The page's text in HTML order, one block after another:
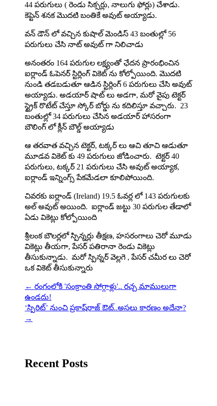
44 పరుగులు ( రెండు సిక్సర్లు, నాలుగు ఫోర్లు) చేశాడు.
కెప్టెన్ శనక మొదటి బంతికే అవుట్ అయ్యాడు.
వన్ డౌన్ లో వచ్చిన కుషాల్ మెండిస్ 43 బంతుల్లో 56
పరుగులు చేసి నాట్ అవుట్ గా నిలిచాడు
అనంతరం 164 పరుగుల లక్ష్యంతో ఛేదన ప్రారంభించిన
ఐర్లాండ్ ఓపెనర్ స్టిర్లింగ్ వికెట్ ను కోల్పోయింది. మొదటి
నుండి తడబడుతూ ఆడిన స్టిర్లింగ్ 6 పరుగులు చేసి అవుట్
అయ్యాడు. అడయార్ షాట్ లు అడగా, మరో వైపు టెక్టర్
స్ట్రైక్ రొటేట్ చేస్తూ స్కోర్ బోర్డు ను కదిలిస్తూ వచ్చారు. 23
బంతుల్లో 34 పరుగులు చేసిన అడయార్ హాసరంగా
బౌలింగ్ లో క్లీన్ బౌల్డ్ అయ్యాడు
ఆ తరవాత వచ్చిన టెక్టర్, టక్కర్ లు ఆచి తూచి ఆడుతూ
మూడవ వికెట్ కు 49 పరుగులు జోడించారు. టెక్టర్ 40
పరుగులు, టక్కర్ 21 పరుగులు చేసి అవుట్ అయ్యాక,
ఐర్లాండ్ ఇన్నింగ్స్ పేకమేడలా కూలిపోయింది.
చివరకు ఐర్లాండ్ (Ireland) 19.5 ఓవర్ల లో 143 పరుగులకు
అల్ అవుట్ అయింది. ఐర్లాండ్ జట్టు 30 పరుగుల తేడాలో
ఏడు వికెట్లు కోల్పోయింది
శ్రీలంక బౌలర్లలో స్పిన్నర్లు తీక్షణ, హసరంగాలు చెరో మూడు
వికెట్లు తీయగా, పేసర్ పతిరానా రెండు వికెట్లు
తీసుకున్నాడు. మరో స్పిన్నర్ వెల్లగె , పేసర్ చమీర లు చెరో
ఒక వికెట్ తీసుకున్నారు
←రంగంలోకి 'సంక్రాంతి సోగ్గాళ్లు'.. ర‌చ్చ మాములుగా
ఉండ‌దు!
‘స్పిరిట్’ నుంచి ప్రకాష్‌రాజ్ ఔట్..అసలు కారణం అదేనా?
→
Recent Posts